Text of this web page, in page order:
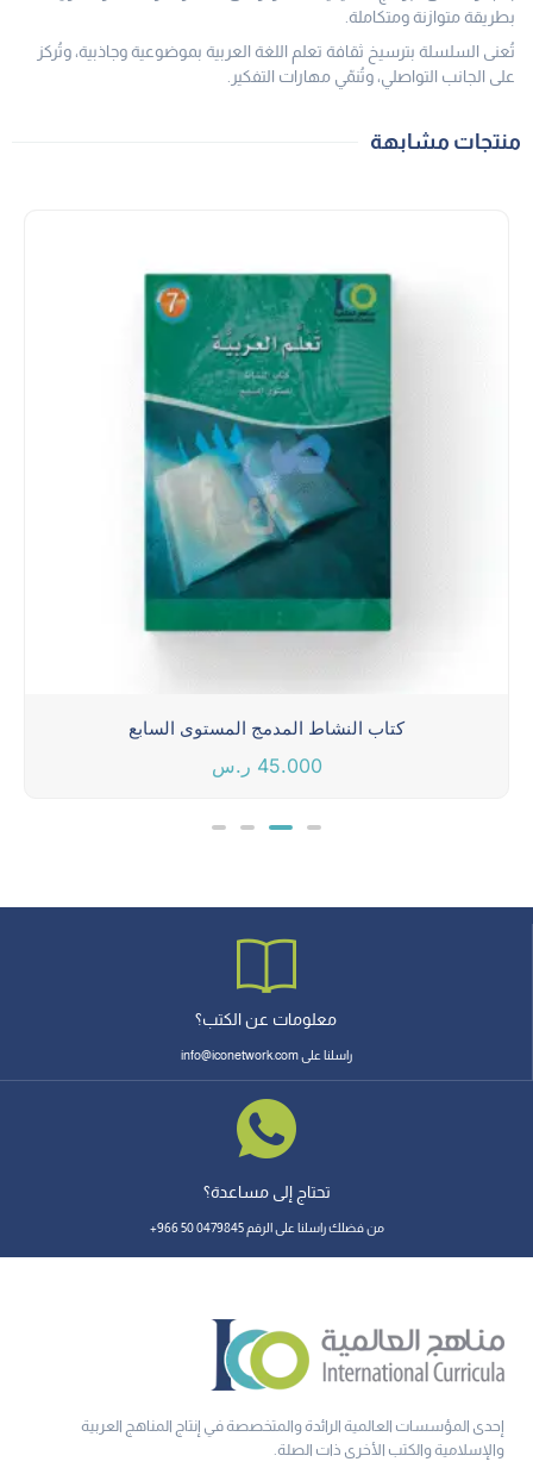
بطريقة متوازنة ومتكاملة.
تُعنى السلسلة بترسيخ ثقافة تعلم اللغة العربية بموضوعية وجاذبية، وتُركز
على الجانب التواصلي، وتُنمّي مهارات التفكير.
منتجات مشابهة
كتاب النشاط المدمج المستوى السابع
45.000 ر.س
معلومات عن الكتب؟
راسلنا على info@iconetwork.com
تحتاج إلى مساعدة؟
من فضلك راسلنا على الرقم 0479845 50 966+
إحدى المؤسسات العالمية الرائدة والمتخصصة في إنتاج المناهج العربية
والإسلامية والكتب الأخرى ذات الصلة.